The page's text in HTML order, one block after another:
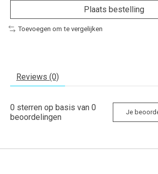
Plaats bestelling
Toevoegen om te vergelijken
Reviews (0)
0 sterren op basis van 0
beoordelingen
Je